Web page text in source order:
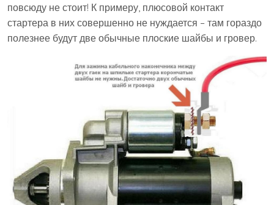
повсюду не стоит! К примеру, плюсовой контакт
стартера в них совершенно не нуждается – там гораздо
полезнее будут две обычные плоские шайбы и гровер.